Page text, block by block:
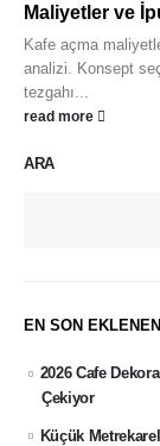
Maliyetler ve
Kafe açma
analizi. Konsept
tezgahı...
read more
ARA
EN SON
2026 Cafe
Çekiyor
Küçük